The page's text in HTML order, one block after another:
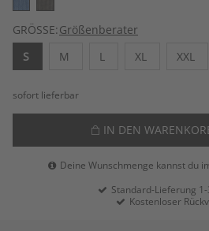
GRÖSSE:Größenberater
S
M L XL XXL
sofort lieferbar
IN DEN
Deine Wunschmenge kannst du
Standard-Lieferung
Kostenloser